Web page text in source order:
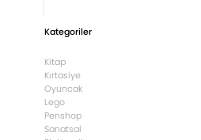
Kategoriler
Kitap
Kırtasiye
Oyuncak
Lego
Penshop
Sanatsal